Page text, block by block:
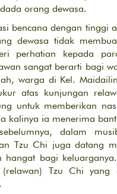
orang dewasa.
bencana dengan tinggi
dewasa tidak
perhatian kepada
sangat berarti bagi
warga di Kel.
atas kunjungan
untuk memberikan
kalinya ia menerima
dalam
Tzu Chi juga datang
hangat bagi
Tzu Chi yang